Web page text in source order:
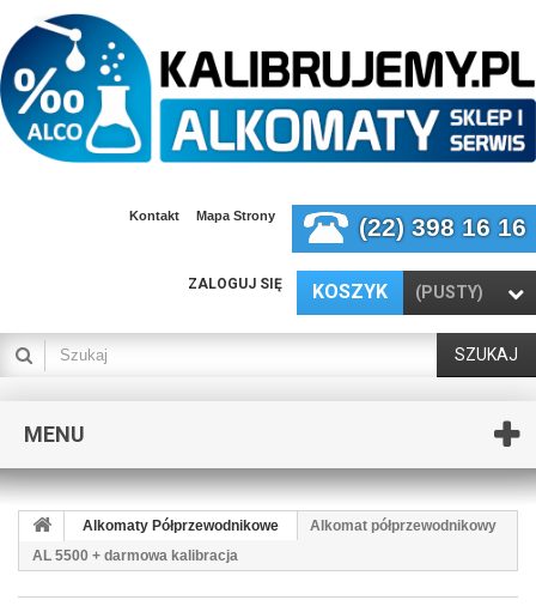
Kontakt Mapa Strony (22) 398 16 16
KOSZYK (PUSTY)
ZALOGUJ SIĘ
SZUKAJ
MENU
Alkomaty Półprzewodnikowe
Alkomat półprzewodnikowy
AL 5500 + darmowa kalibracja